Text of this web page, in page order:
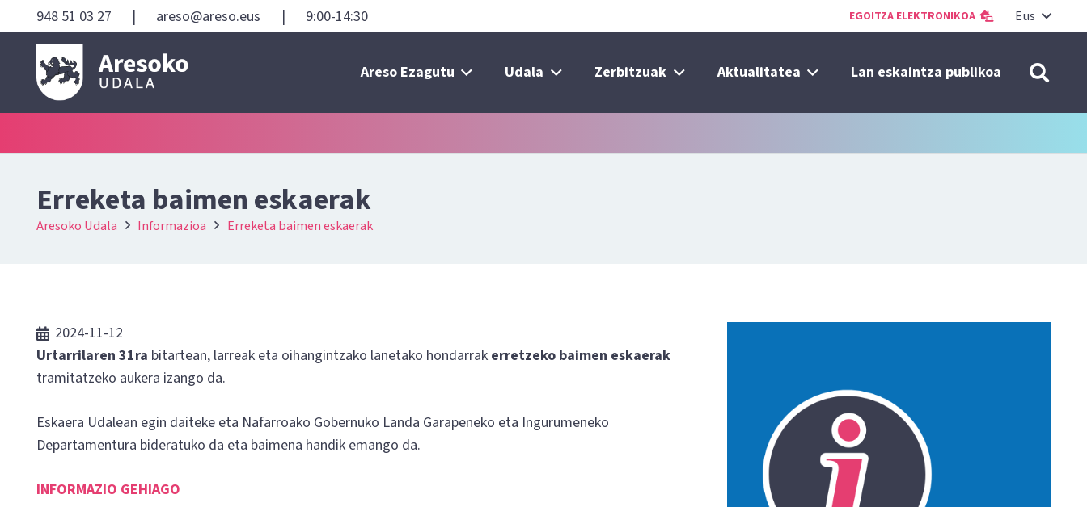
948 51 03 27 | areso@areso.eus | 9:00-14:30 EGOITZA ELEKTRONIKOA Eus
Areso Ezagutu Udala Zerbitzuak Aktualitatea Lan eskaintza publikoa
Erreketa baimen eskaerak
Aresoko Udala Informazioa Erreketa baimen eskaerak
2024-11-12
Urtarrilaren 31ra bitartean, larreak eta oihangintzako lanetako hondarrak erretzeko baimen eskaerak
tramitatzeko aukera izango da.
Eskaera Udalean egin daiteke eta Nafarroako Gobernuko Landa Garapeneko eta Ingurumeneko
Departamentura bideratuko da eta baimena handik emango da.
INFORMAZIO GEHIAGO